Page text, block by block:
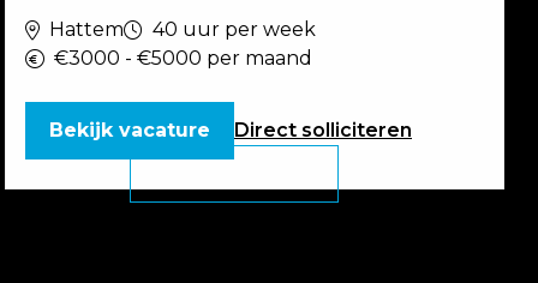
Hattem
40 uur per week
€3000 - €5000 per maand
Direct solliciteren
Bekijk vacature